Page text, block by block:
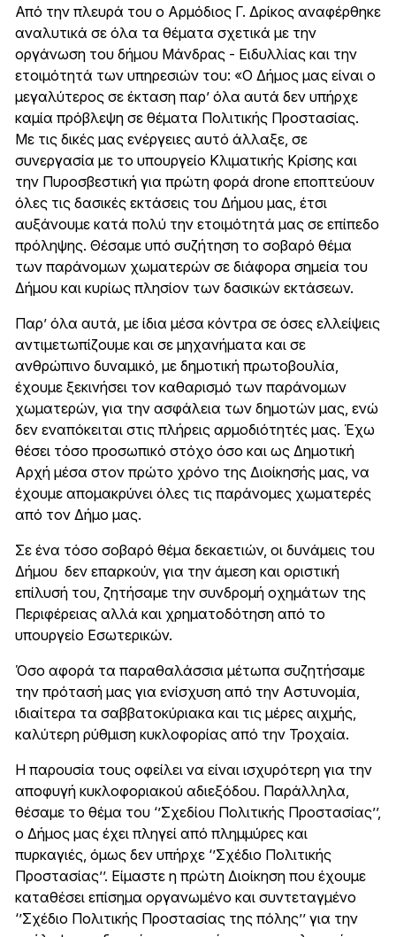
Από την πλευρά του ο Αρμόδιος Γ. Δρίκος αναφέρθηκε
αναλυτικά σε όλα τα θέματα σχετικά με την
οργάνωση του δήμου Μάνδρας - Ειδυλλίας και την
ετοιμότητά των υπηρεσιών του: «Ο Δήμος μας είναι ο
μεγαλύτερος σε έκταση παρ’ όλα αυτά δεν υπήρχε
καμία πρόβλεψη σε θέματα Πολιτικής Προστασίας.
Με τις δικές μας ενέργειες αυτό άλλαξε, σε
συνεργασία με το υπουργείο Κλιματικής Κρίσης και
την Πυροσβεστική για πρώτη φορά drone εποπτεύουν
όλες τις δασικές εκτάσεις του Δήμου μας, έτσι
αυξάνουμε κατά πολύ την ετοιμότητά μας σε επίπεδο
πρόληψης. Θέσαμε υπό συζήτηση το σοβαρό θέμα
των παράνομων χωματερών σε διάφορα σημεία του
Δήμου και κυρίως πλησίον των δασικών εκτάσεων.
Παρ’ όλα αυτά, με ίδια μέσα κόντρα σε όσες ελλείψεις
αντιμετωπίζουμε και σε μηχανήματα και σε
ανθρώπινο δυναμικό, με δημοτική πρωτοβουλία,
έχουμε ξεκινήσει τον καθαρισμό των παράνομων
χωματερών, για την ασφάλεια των δημοτών μας, ενώ
δεν εναπόκειται στις πλήρεις αρμοδιότητές μας. Έχω
θέσει τόσο προσωπικό στόχο όσο και ως Δημοτική
Αρχή μέσα στον πρώτο χρόνο της Διοίκησής μας, να
έχουμε απομακρύνει όλες τις παράνομες χωματερές
από τον Δήμο μας.
Σε ένα τόσο σοβαρό θέμα δεκαετιών, οι δυνάμεις του
Δήμου δεν επαρκούν, για την άμεση και οριστική
επίλυσή του, ζητήσαμε την συνδρομή οχημάτων της
Περιφέρειας αλλά και χρηματοδότηση από το
υπουργείο Εσωτερικών.
Όσο αφορά τα παραθαλάσσια μέτωπα συζητήσαμε
την πρότασή μας για ενίσχυση από την Αστυνομία,
ιδιαίτερα τα σαββατοκύριακα και τις μέρες αιχμής,
καλύτερη ρύθμιση κυκλοφορίας από την Τροχαία.
Η παρουσία τους οφείλει να είναι ισχυρότερη για την
αποφυγή κυκλοφοριακού αδιεξόδου. Παράλληλα,
θέσαμε το θέμα του ‘’Σχεδίου Πολιτικής Προστασίας’’,
ο Δήμος μας έχει πληγεί από πλημμύρες και
πυρκαγιές, όμως δεν υπήρχε ‘’Σχέδιο Πολιτικής
Προστασίας’’. Είμαστε η πρώτη Διοίκηση που έχουμε
καταθέσει επίσημα οργανωμένο και συντεταγμένο
‘’Σχέδιο Πολιτικής Προστασίας της πόλης’’ για την